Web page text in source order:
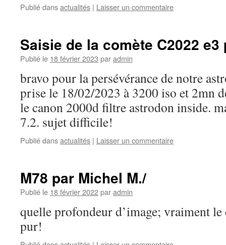
Publié dansactualités | Laisser un commentaire
Saisie de la comète C2022
Publié le 18 février 2023 paradmin
bravo pour la persévérance de notre
prise le 18/02/2023 à 3200 iso et 2mn
le canon 2000d filtre astrodon inside.
7.2. sujet difficile!
Publié dansactualités | Laisser un commentaire
M78 par Michel M./
Publié le 18 février 2022paradmin
quelle profondeur d’image; vraiment le
pur!